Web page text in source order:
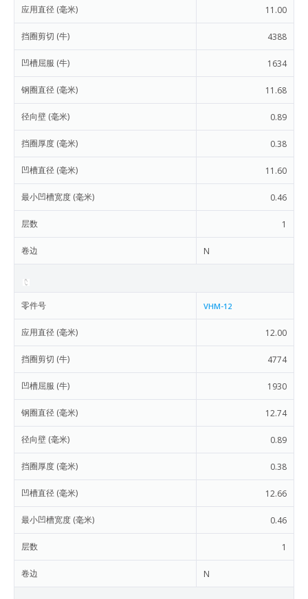
应用直径 (毫米) 11.00
挡圈剪切 (牛) 4388
凹槽屈服 (牛) 1634
钢圈直径 (毫米) 11.68
径向壁 (毫米) 0.89
挡圈厚度 (毫米) 0.38
凹槽直径 (毫米) 11.60
最小凹槽宽度 (毫米) 0.46
层数 1
卷边 N
零件号 VHM-12
应用直径 (毫米) 12.00
挡圈剪切 (牛) 4774
凹槽屈服 (牛) 1930
钢圈直径 (毫米) 12.74
径向壁 (毫米) 0.89
挡圈厚度 (毫米) 0.38
凹槽直径 (毫米) 12.66
最小凹槽宽度 (毫米) 0.46
层数 1
卷边 N